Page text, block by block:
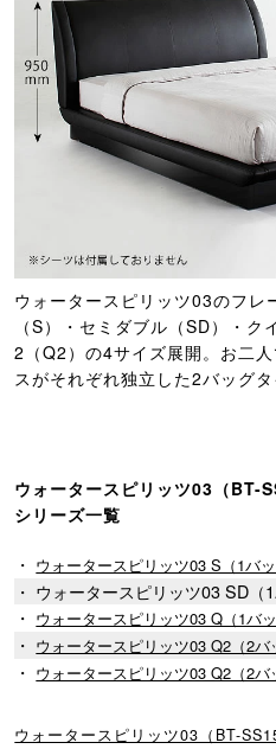
ウォータースピリッツ03のフレ
（S）・セミダブル（SD）・ク
2（Q2）の4サイズ展開。お二
スがそれぞれ独立した2バッグタ
ウォータースピリッツ03（BT-
シリーズ一覧
・ ウォータースピリッツ03 S（1バ
・ ウォータースピリッツ03 SD
・ ウォータースピリッツ03 Q（1バ
・ ウォータースピリッツ03 Q2（2
・ ウォータースピリッツ03 Q2（2
ウォータースピリッツ03（BT-